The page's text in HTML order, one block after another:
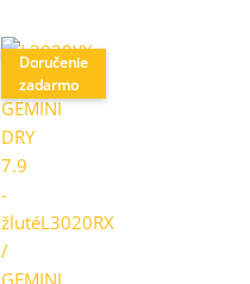
Doručenie
zadarmo